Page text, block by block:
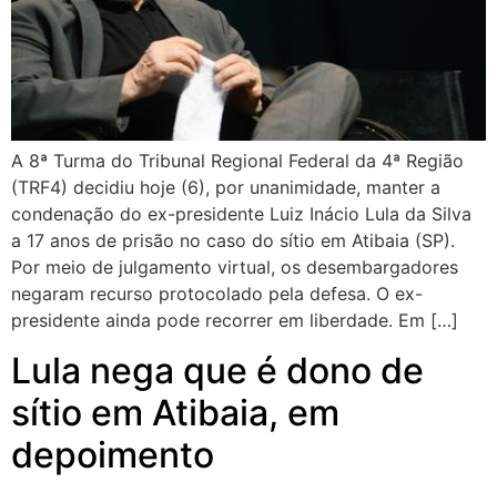
A 8ª Turma do Tribunal Regional Federal da 4ª Região
(TRF4) decidiu hoje (6), por unanimidade, manter a
condenação do ex-presidente Luiz Inácio Lula da Silva
a 17 anos de prisão no caso do sítio em Atibaia (SP).
Por meio de julgamento virtual, os desembargadores
negaram recurso protocolado pela defesa. O ex-
presidente ainda pode recorrer em liberdade. Em […]
Lula nega que é dono de
sítio em Atibaia, em
depoimento